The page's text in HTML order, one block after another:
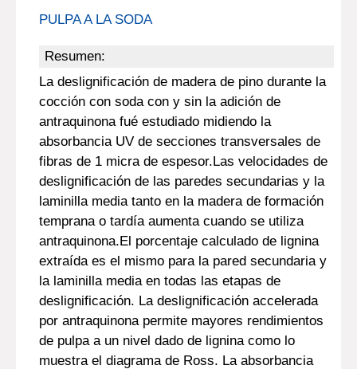
PULPA A LA SODA
Resumen:
La deslignificación de madera de pino durante la
cocción con soda con y sin la adición de
antraquinona fué estudiado midiendo la
absorbancia UV de secciones transversales de
fibras de 1 micra de espesor.Las velocidades de
deslignificación de las paredes secundarias y la
laminilla media tanto en la madera de formación
temprana o tardía aumenta cuando se utiliza
antraquinona.El porcentaje calculado de lignina
extraída es el mismo para la pared secundaria y
la laminilla media en todas las etapas de
deslignificación. La deslignificación accelerada
por antraquinona permite mayores rendimientos
de pulpa a un nivel dado de lignina como lo
muestra el diagrama de Ross. La absorbancia